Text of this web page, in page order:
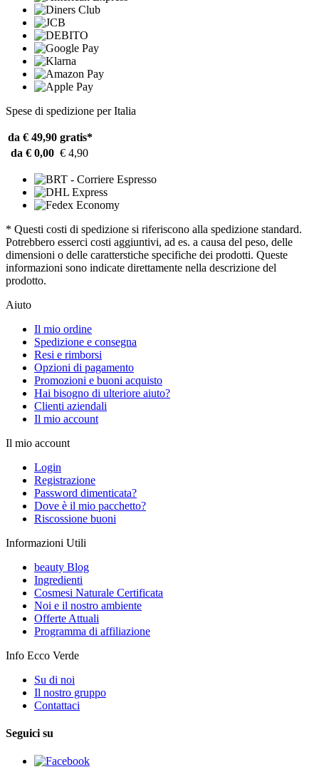
Spese di spedizione per Italia
da € 49,90 gratis*
da € 0,00 € 4,90
* Questi costi di spedizione si riferiscono alla spedizione standard.
Potrebbero esserci costi aggiuntivi, ad es. a causa del peso, delle
dimensioni o delle caratterstiche specifiche dei prodotti. Queste
informazioni sono indicate direttamente nella descrizione del
prodotto.
Aiuto
Il mio ordine
Spedizione e consegna
Resi e rimborsi
Opzioni di pagamento
Promozioni e buoni acquisto
Hai bisogno di ulteriore aiuto?
Clienti aziendali
Il mio account
Il mio account
Login
Registrazione
Password dimenticata?
Dove è il mio pacchetto?
Riscossione buoni
Informazioni Utili
beauty Blog
Ingredienti
Cosmesi Naturale Certificata
Noi e il nostro ambiente
Offerte Attuali
Programma di affiliazione
Info Ecco Verde
Su di noi
Il nostro gruppo
Contattaci
Seguici su